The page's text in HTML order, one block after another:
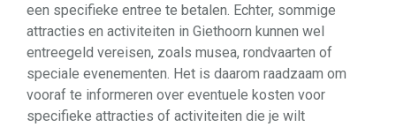
een specifieke entree te betalen. Echter, sommige
attracties en activiteiten in Giethoorn kunnen wel
entreegeld vereisen, zoals musea, rondvaarten of
speciale evenementen. Het is daarom raadzaam om
vooraf te informeren over eventuele kosten voor
specifieke attracties of activiteiten die je wilt